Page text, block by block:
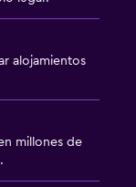
alojamientos
millones de